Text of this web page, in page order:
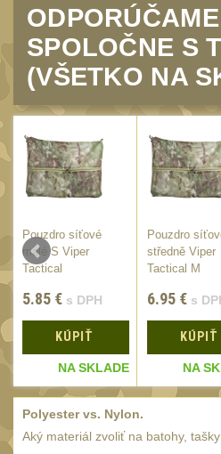
20
Mechanická mířidla
Dvojnožky 39
Dvojnožky na hlaveň
25
Dvojnožky pro M-LOK9
Dvojnožky pro Keymod
Dvojnožky na otočný
čep
Popruhy a poutka40
Príslušenstvo
OPTIKY(146)
Monokuláry 5
Kolimátory53
SPOLOČNE S
(VŠETKO NA
Pouzdro síťové
malé S Viper
Tactical
20x12cm
5.85 € s DPH
KÚPIŤ
NA SKLADE
Pouzdro
středně Viper
Tactical M
24x14cm
6.95 € s
KÚPIŤ
NA
Polyester vs. Nylon.
Aký materiál zvoliť na batohy,